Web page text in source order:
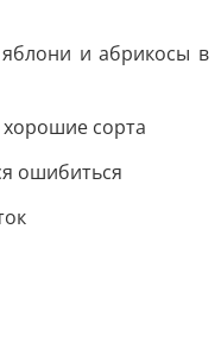
и абрикосы в
сорта
ошибиться